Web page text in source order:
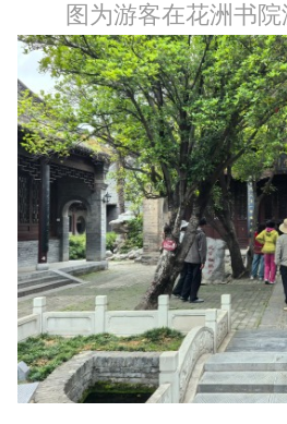
图为游客在花洲书